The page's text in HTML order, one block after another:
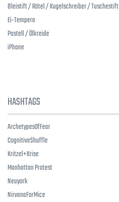
Bleistift / Rötel / Kugelschreiber / Tuschestift
Ei-Tempera
Pastell / Ölkreide
iPhone
HASHTAGS
ArchetypesOfFear
CognitiveShuffle
Kritzel+Krise
Manhattan Protest
Neuyork
NirvanaForMice